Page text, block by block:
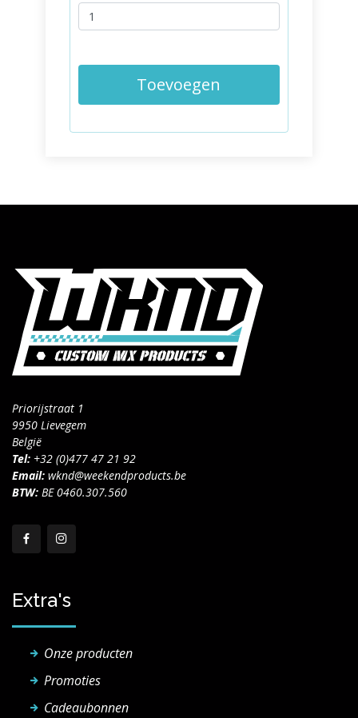
Toevoegen
Priorijstraat 1
9950 Lievegem
België
Tel: +32 (0)477 47 21 92
Email: wknd@weekendproducts.be
BTW: BE 0460.307.560
Extra's
Onze producten
Promoties
Cadeaubonnen